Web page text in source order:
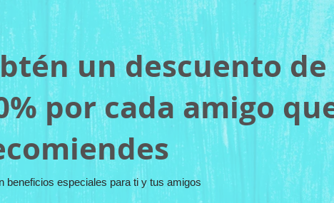
un descuento de
por cada amigo
beneficios especiales para ti y tus amigos